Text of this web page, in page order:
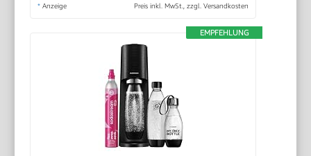
* Anzeige Preis inkl. MwSt., zzgl. Versandkosten
EMPFEHLUNG